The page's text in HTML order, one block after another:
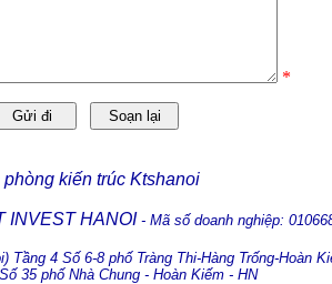
*
phòng kiến trúc Ktshanoi
INVEST HANOI - Mã số doanh nghiệp:
Tầng 4 Số 6-8 phố Tràng Thi-Hàng Trống-Hoàn
35 phố Nhà Chung - Hoàn Kiếm - HN